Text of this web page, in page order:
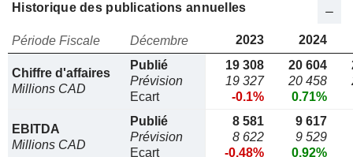
Historique des publications annuelles
Période Fiscale Décembre 2023 2024
Chiffre d'affaires
Millions CAD
Publié
Prévision
Ecart
19 308
19 327
-0.1%
20 604
20 458
0.71%
EBITDA
Millions CAD
Publié
Prévision
Ecart
8 581
8 622
-0.48%
9 617
9 529
0.92%